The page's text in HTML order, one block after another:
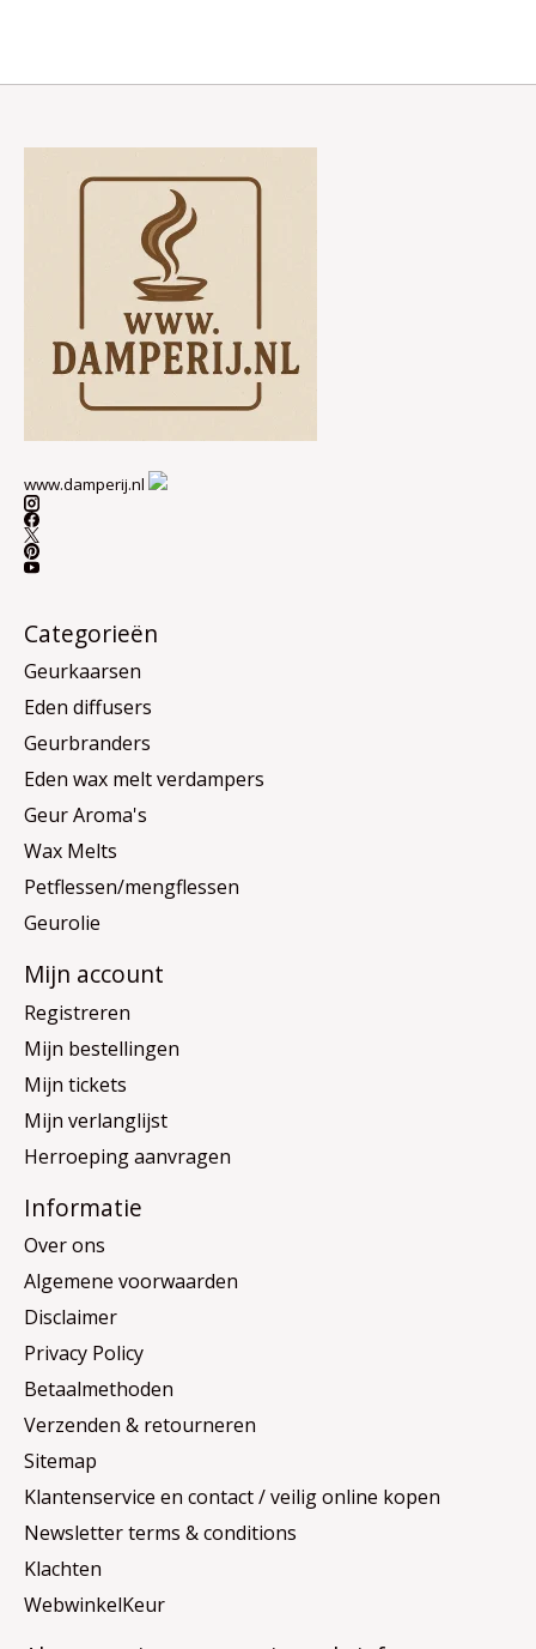
www.damperij.nl
Categorieën
Geurkaarsen
Eden diffusers
Geurbranders
Eden wax melt verdampers
Geur Aroma's
Wax Melts
Petflessen/mengflessen
Geurolie
Mijn account
Registreren
Mijn bestellingen
Mijn tickets
Mijn verlanglijst
Herroeping aanvragen
Informatie
Over ons
Algemene voorwaarden
Disclaimer
Privacy Policy
Betaalmethoden
Verzenden & retourneren
Sitemap
Klantenservice en contact / veilig online kopen
Newsletter terms & conditions
Klachten
WebwinkelKeur